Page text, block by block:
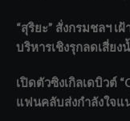
“สุริยะ” สั่งกรมชลฯ เ
บริหารเชิงรุกลดเสี่ยง
เปิดตัวซิงเกิลเดบิวต์
แฟนคลับส่งกำลังใจแ